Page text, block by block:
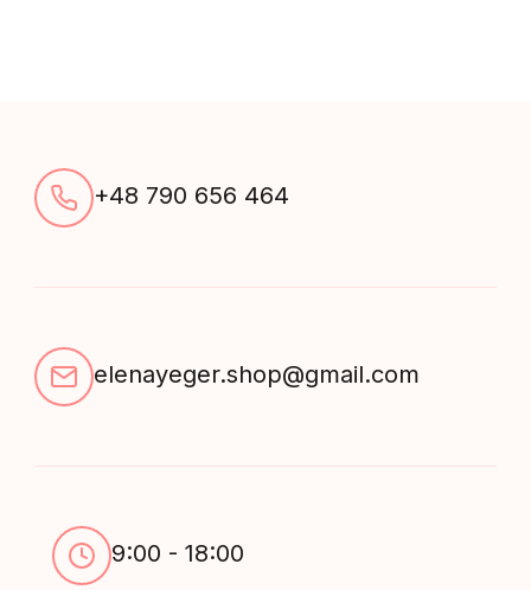
+48 790 656 464
elenayeger.shop@gmail.com
9:00 - 18:00